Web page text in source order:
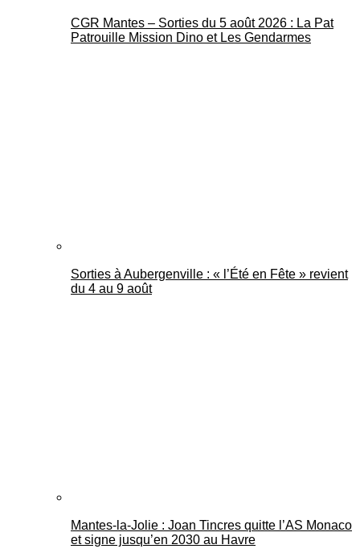
CGR Mantes – Sorties du 5 août 2026 : La Pat
Patrouille Mission Dino et Les Gendarmes
Sorties à Aubergenville : « l’Été en Fête » revient
du 4 au 9 août
Mantes-la-Jolie : Joan Tincres quitte l’AS Monaco
et signe jusqu’en 2030 au Havre